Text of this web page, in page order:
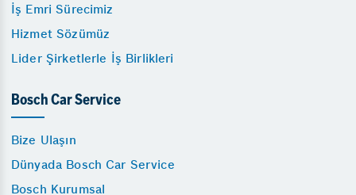
İş Emri Sürecimiz
Hizmet Sözümüz
Lider Şirketlerle İş Birlikleri
Bosch Car Service
Bize Ulaşın
Dünyada Bosch Car Service
Bosch Kurumsal